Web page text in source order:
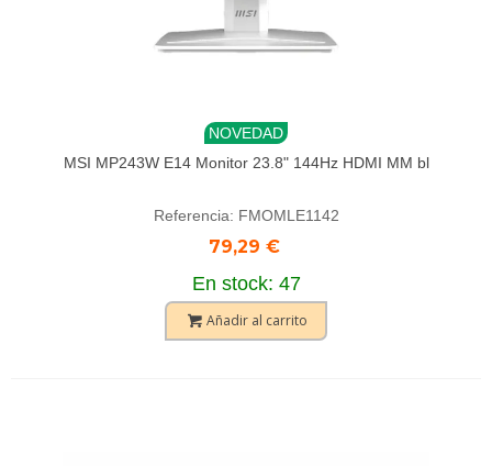
NOVEDAD
MSI MP243W E14 Monitor 23.8" 144Hz HDMI MM bl
Referencia: FMOMLE1142
79,29 €
En stock: 47
Añadir al carrito